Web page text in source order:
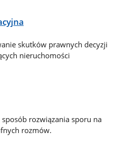
skutków prawnych decyzji
nieruchomości
rozwiązania sporu na
rozmów.